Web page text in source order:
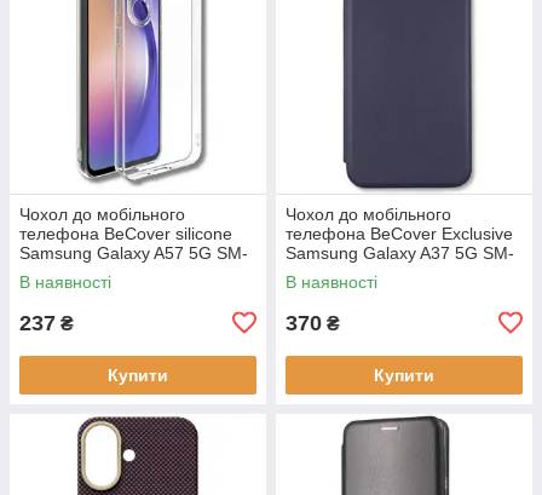
Чохол до мобільного
телефона BeCover silicone
Samsung Galaxy A57 5G SM-
A576 Transparent (714858)
В наявності
237 ₴
Купити
Чохол до мобільного
телефона BeCover Exclusive
Samsung Galaxy A37 5G SM-
A376 Deep Blue (715019)
В наявності
370 ₴
Купити